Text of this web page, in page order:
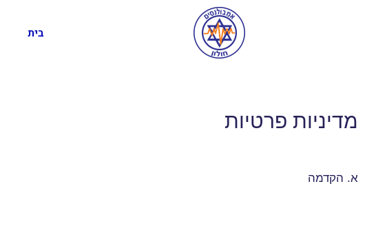
בית
מדיניות פרטיות
א. הקדמה